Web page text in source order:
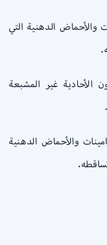
والأحماض الدهنية التي
الأحادية غير المشبعة
والأحماض الدهنية